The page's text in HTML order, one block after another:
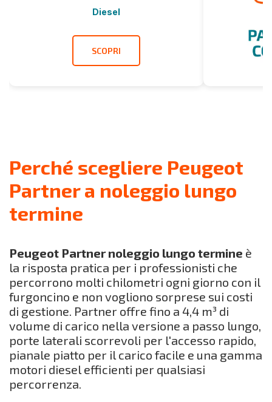
Diesel
SCOPRI
Perché scegliere Peugeot
Partner a noleggio lungo
termine
Peugeot Partner noleggio lungo termine è
la risposta pratica per i professionisti che
percorrono molti chilometri ogni giorno con il
furgoncino e non vogliono sorprese sui costi
di gestione. Partner offre fino a 4,4 m³ di
volume di carico nella versione a passo lungo,
porte laterali scorrevoli per l'accesso rapido,
pianale piatto per il carico facile e una gamma
motori diesel efficienti per qualsiasi
percorrenza.